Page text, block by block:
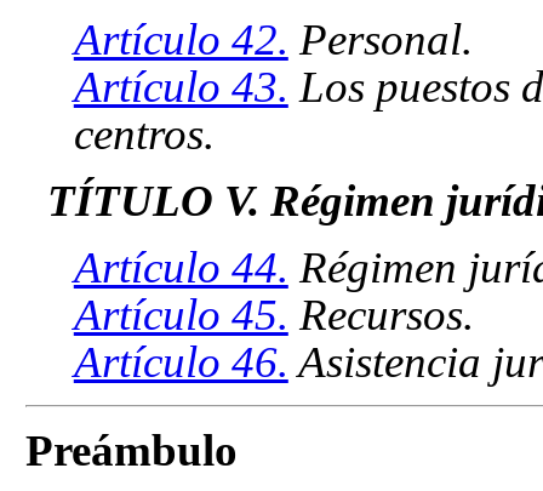
Artículo 42. Personal.
Artículo 43. Los puestos
centros.
TÍTULO V. Régimen
Artículo 44. Régimen
Artículo 45. Recursos.
Artículo 46. Asistencia
Preámbulo